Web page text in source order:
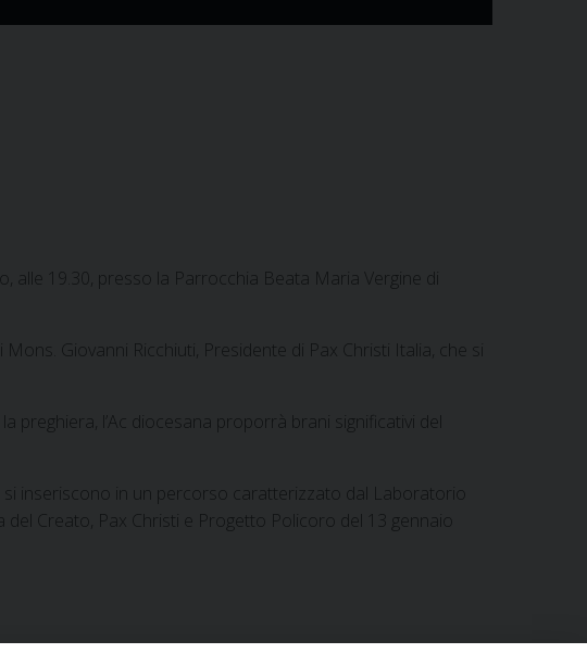
alle 19.30, presso la Parrocchia Beata Maria Vergine di
Giovanni Ricchiuti, Presidente di Pax Christi Italia, che si
preghiera, l’Ac diocesana proporrà brani significativi del
si inseriscono in un percorso caratterizzato dal Laboratorio
Creato, Pax Christi e Progetto Policoro del 13 gennaio